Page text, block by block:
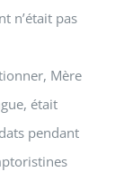
n’était pas
Mère
était
pendant